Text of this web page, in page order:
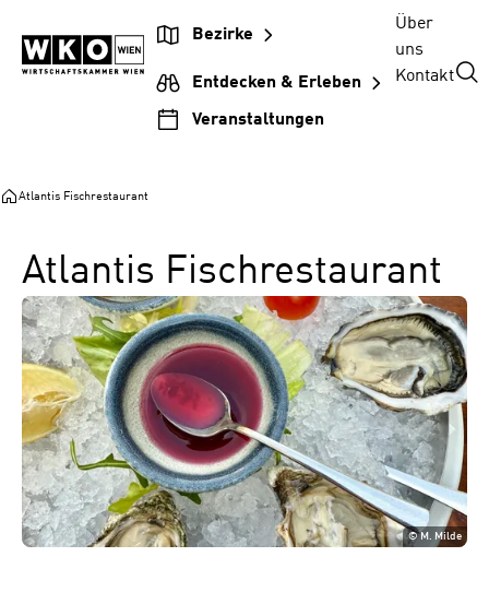
Inhalt
springen
Hauptnavigation
springen
Footer
springen
Bezirke
Entdecken & Erleben
Veranstaltungen
Über
uns
Kontakt
Atlantis Fischrestaurant
Atlantis Fischrestaurant
© M. Milde